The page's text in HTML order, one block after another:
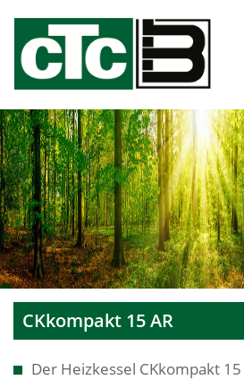
CKkompakt 15 AR
Der Heizkessel CKkompakt